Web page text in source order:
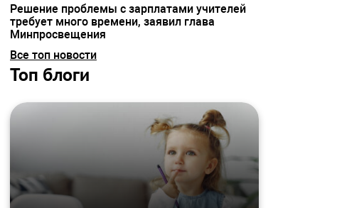
Решение проблемы с зарплатами учителей
требует много времени, заявил глава
Минпросвещения
Все топ новости
Топ блоги